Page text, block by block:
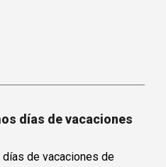
días de vacaciones